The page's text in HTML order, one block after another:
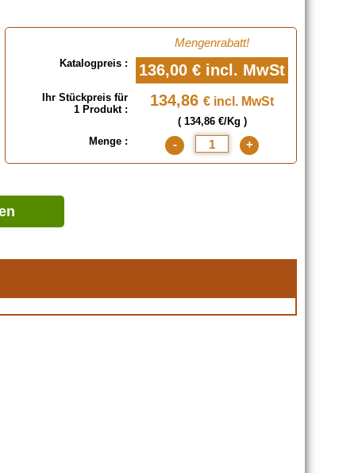
Mengenrabatt!
Katalogpreis : 136,00 € incl. MwSt
Ihr Stückpreis für
1 Produkt :
134,86 € incl. MwSt
( 134,86 €/Kg )
Menge :
- +